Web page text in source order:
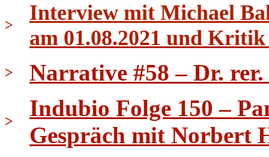
>
Interview mit Michael
am 01.08.2021 und Kritik
> Narrative #58 – Dr.
>
Indubio Folge 150 –
Gespräch mit Norbert